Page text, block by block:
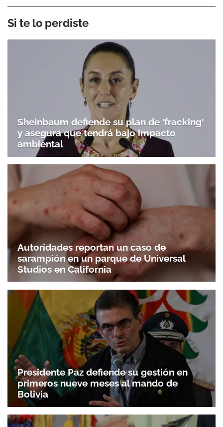
Si te lo perdiste
Sheinbaum defiende su plan de 'fracking'
y asegura que tendrá bajo impacto
ambiental
Autoridades reportan un caso de
sarampión en un parque de Universal
Studios en California
Presidente Paz defiende su gestión en
primeros nueve meses al mando de
Bolivia